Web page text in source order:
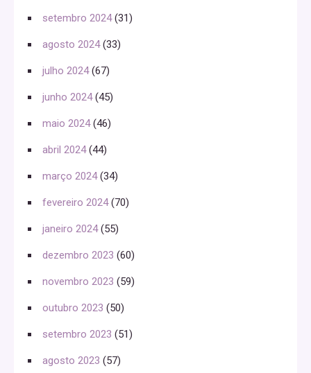
setembro 2024(31)
agosto 2024(33)
julho 2024(67)
junho 2024(45)
maio 2024(46)
abril 2024(44)
março 2024(34)
fevereiro 2024(70)
janeiro 2024(55)
dezembro 2023 (60)
novembro 2023 (59)
outubro 2023 (50)
setembro 2023 (51)
agosto 2023 (57)